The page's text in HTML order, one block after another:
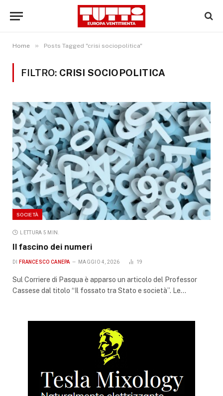
Home » Posts Tagged "crisi sociopolitica"
FILTRO: CRISI SOCIOPOLITICA
SOCIETÀ
LETTURA 5 MIN.
Il fascino dei numeri
DI FRANCESCO CANEPA MAGGIO 4, 2026 19
Sul Corriere di Pasqua è apparso un articolo del Professor
Cassese dal titolo “Il fossato tra Stato e società”. Le…